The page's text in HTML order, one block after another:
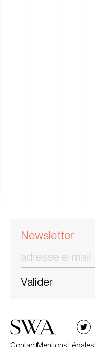
Newsletter
Valider